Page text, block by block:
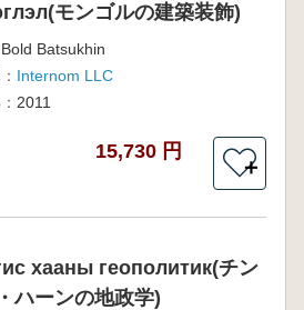
モンゴルの建築装飾)
Bold Batsukhin
Internom LLC
2011
15,730 円
＋
хааны геополитик(チン
ハーンの地政学)